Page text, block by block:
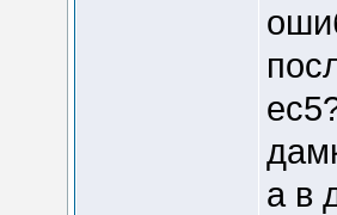
а в